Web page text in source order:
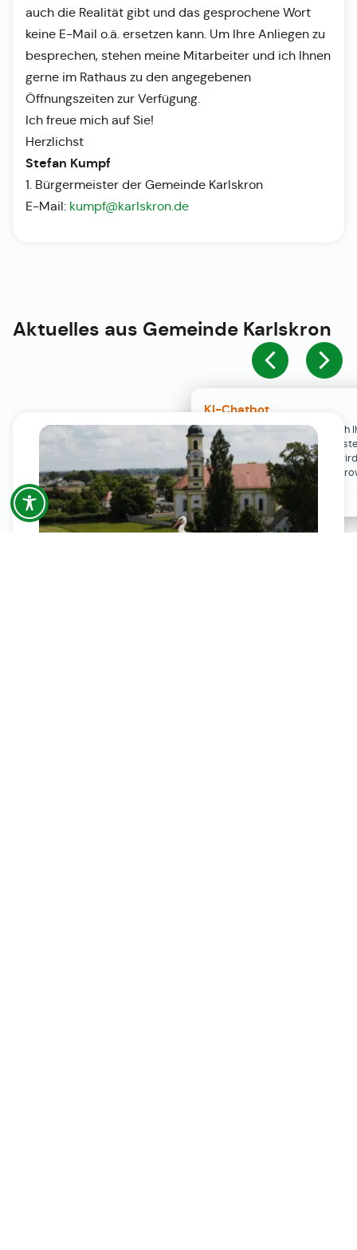
KI-Chatbot
Der KI-Chatbot steht erst nach
Einwilligung in den Cookie-
Verfügung. Der Chat-Verlauf
ausschließlich lokal in Ihrem
gespeichert.
auch die Realität gibt und das gesprochene Wort
keine E-Mail o.ä. ersetzen kann. Um Ihre Anliegen zu
besprechen, stehen meine Mitarbeiter und ich Ihnen
gerne im Rathaus zu den angegebenen
Öffnungszeiten zur Verfügung.
Ich freue mich auf Sie!
Herzlichst
Stefan Kumpf
1. Bürgermeister der Gemeinde Karlskron
E-Mail: kumpf@karlskron.de
Aktuelles aus Gemeinde Karlskron